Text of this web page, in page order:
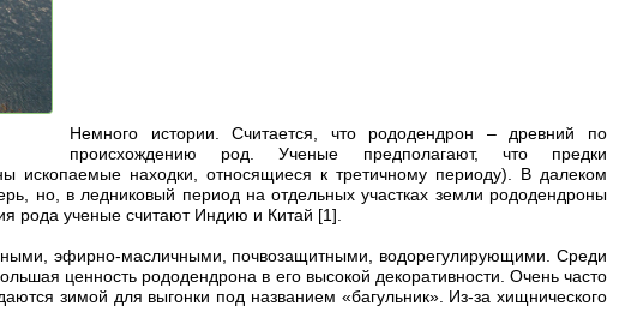
Немного истории. Считается, что рододендрон – древний по
происхождению род. Ученые предполагают, что предки
ископаемые находки, относящиеся к третичному периоду). В далеком
но, в ледниковый период на отдельных участках земли рододендроны
рода ученые считают Индию и Китай [1].
эфирно-масличными, почвозащитными, водорегулирующими. Среди
ценность рододендрона в его высокой декоративности. Очень часто
зимой для выгонки под названием «багульник». Из-за хищнического